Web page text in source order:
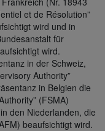
et de Résolution”
wird und in
für
wird.
in der Schweiz,
Authority”
in Belgien die
(FSMA)
den Niederlanden, die
beaufsichtigt wird.